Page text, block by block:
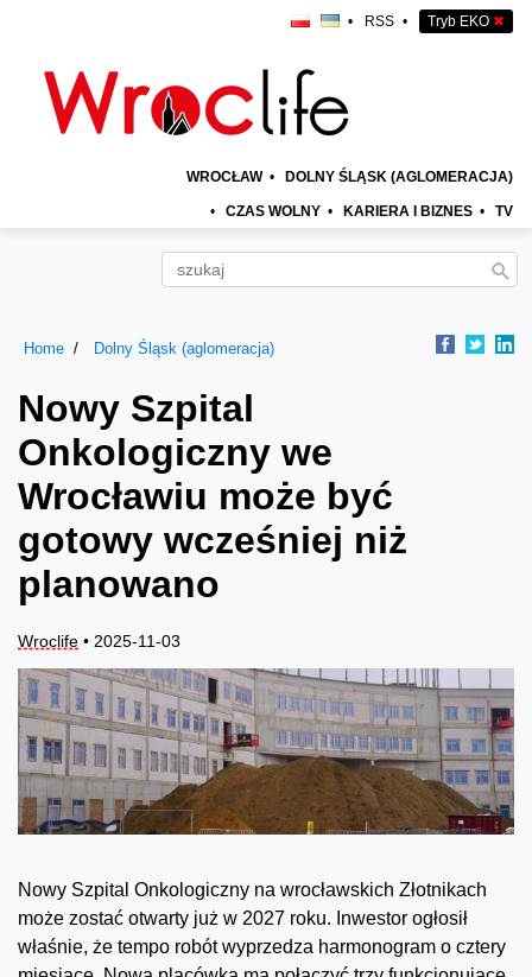
• RSS • Tryb EKO ✖
WROCŁAW • DOLNY ŚLĄSK (AGLOMERACJA)
• CZAS WOLNY • KARIERA I BIZNES • TV
Home Dolny Śląsk (aglomeracja)
Nowy Szpital
Onkologiczny we
Wrocławiu może być
gotowy wcześniej niż
planowano
Wroclife • 2025-11-03
Nowy Szpital Onkologiczny na wrocławskich Złotnikach
może zostać otwarty już w 2027 roku. Inwestor ogłosił
właśnie, że tempo robót wyprzedza harmonogram o cztery